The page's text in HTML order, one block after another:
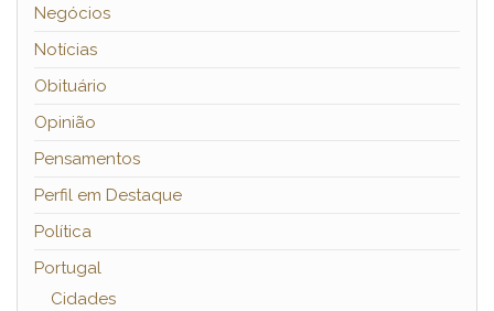
Negócios
Notícias
Obituário
Opinião
Pensamentos
Perfil em Destaque
Política
Portugal
Cidades